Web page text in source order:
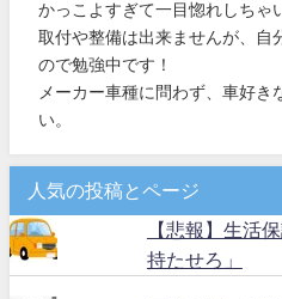
かっこよすぎて一目惚れしちゃ
取付や整備は出来ませんが、自
ので勉強中です！
メーカー車種に問わず、車好き
い。
人気の投稿とページ
【悲報】生活
持たせろ」